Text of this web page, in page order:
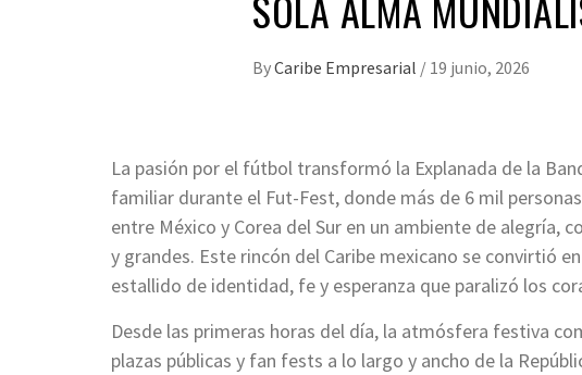
ByCaribe Empresarial / 19 junio, 2026
La pasión por el fútbol transformó la Explanada de la
familiar durante el Fut-Fest, donde más de 6 mil
entre México y Corea del Sur en un ambiente de alegría,
y grandes. Este rincón del Caribe mexicano se convirtió
estallido de identidad, fe y esperanza que paralizó los
Desde las primeras horas del día, la atmósfera festiva
plazas públicas y fan fests a lo largo y ancho de la